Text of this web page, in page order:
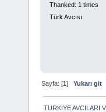
Thanked: 1 times
Türk Avcısı
Sayfa: [1]Yukarı git
TURKIYE AVCILARI